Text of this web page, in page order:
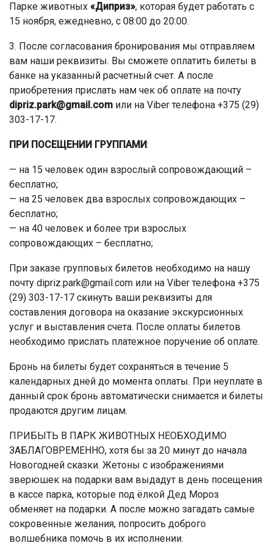
Парке животных «Диприз», которая будет работать с
15 ноября, ежедневно, с 08:00 до 20:00.
3. После согласования бронирования мы отправляем
вам наши реквизиты. Вы сможете оплатить билеты в
банке на указанный расчетный счет. А после
приобретения прислать нам чек об оплате на почту
dipriz.park@gmail.com или на Viber телефона +375 (29)
303-17-17.
ПРИ ПОСЕЩЕНИИ ГРУППАМИ:
— на 15 человек один взрослый сопровождающий –
бесплатно;
— на 25 человек два взрослых сопровождающих –
бесплатно;
— на 40 человек и более три взрослых
сопровождающих – бесплатно;
При заказе групповых билетов необходимо на нашу
почту dipriz.park@gmail.com или на Viber телефона +375
(29) 303-17-17 скинуть ваши реквизиты для
составления договора на оказание экскурсионных
услуг и выставления счета. После оплаты билетов
необходимо прислать платежное поручение об оплате.
Бронь на билеты будет сохраняться в течение 5
календарных дней до момента оплаты. При неуплате в
данный срок бронь автоматически снимается и билеты
продаются другим лицам.
ПРИБЫТЬ В ПАРК ЖИВОТНЫХ НЕОБХОДИМО
ЗАБЛАГОВРЕМЕННО, хотя бы за 20 минут до начала
Новогодней сказки. Жетоны с изображениями
зверюшек на подарки вам выдадут в день посещения
в кассе парка, которые под ёлкой Дед Мороз
обменяет на подарки. А после можно загадать самые
сокровенные желания, попросить доброго
волшебника помочь в их исполнении.